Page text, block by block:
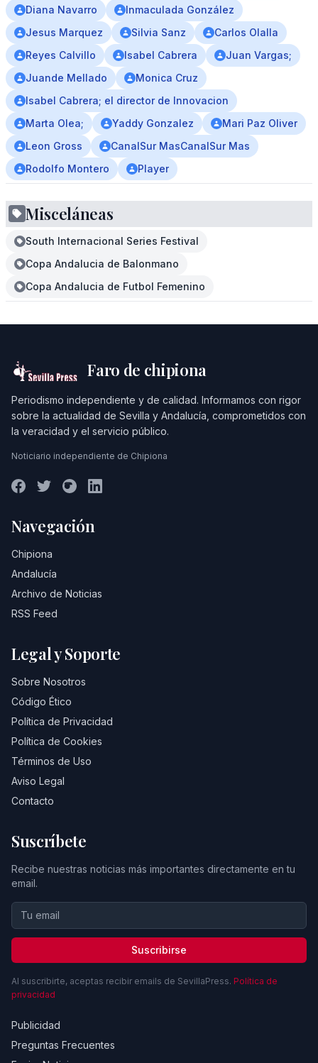
Diana Navarro
Inmaculada González
Jesus Marquez
Silvia Sanz
Carlos Olalla
Reyes Calvillo
Isabel Cabrera
Juan Vargas;
Juande Mellado
Monica Cruz
Isabel Cabrera; el director de Innovacion
Marta Olea;
Yaddy Gonzalez
Mari Paz Oliver
Leon Gross
CanalSur MasCanalSur Mas
Rodolfo Montero
Player
Misceláneas
South Internacional Series Festival
Copa Andalucia de Balonmano
Copa Andalucia de Futbol Femenino
Faro de chipiona
Periodismo independiente y de calidad. Informamos con rigor
sobre la actualidad de Sevilla y Andalucía, comprometidos con
la veracidad y el servicio público.
Noticiario independiente de Chipiona
Navegación
Chipiona
Andalucía
Archivo de Noticias
RSS Feed
Legal y Soporte
Sobre Nosotros
Código Ético
Política de Privacidad
Política de Cookies
Términos de Uso
Aviso Legal
Contacto
Suscríbete
Recibe nuestras noticias más importantes directamente en tu
email.
Suscribirse
Al suscribirte, aceptas recibir emails de SevillaPress. Política de
privacidad
Publicidad
Preguntas Frecuentes